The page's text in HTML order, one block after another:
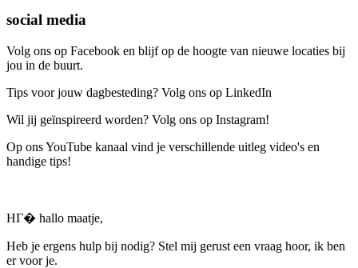
social media
Volg ons op Facebook en blijf op de hoogte van nieuwe locaties bij
jou in de buurt.
Tips voor jouw dagbesteding? Volg ons op LinkedIn
Wil jij geïnspireerd worden? Volg ons op Instagram!
Op ons YouTube kanaal vind je verschillende uitleg video's en
handige tips!
HГ� hallo maatje,
Heb je ergens hulp bij nodig? Stel mij gerust een vraag hoor, ik ben
er voor je.